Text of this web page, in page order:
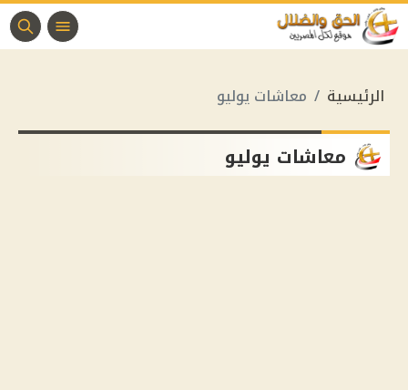
الرئيسية معاشات يوليو
معاشات يوليو